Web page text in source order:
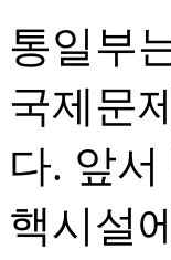
통일부
국제문
다. 앞
핵시설